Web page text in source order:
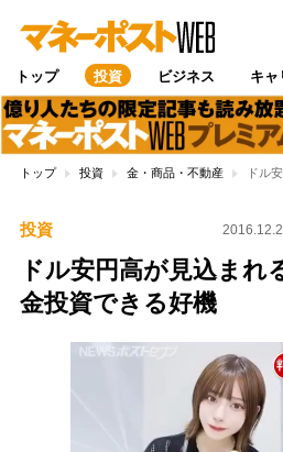
トップ 投資 ビジネス キャ
トップ 投資 金・商品・不動産 ドル
投資
ドル安円高が見込ま
金投資できる好機